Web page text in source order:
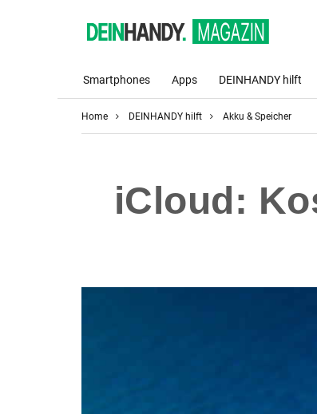
Smartphones Apps DEINHANDY hilft
Home DEINHANDY hilft Akku & Speicher
iCloud: